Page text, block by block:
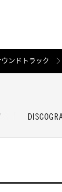
ウンドトラック